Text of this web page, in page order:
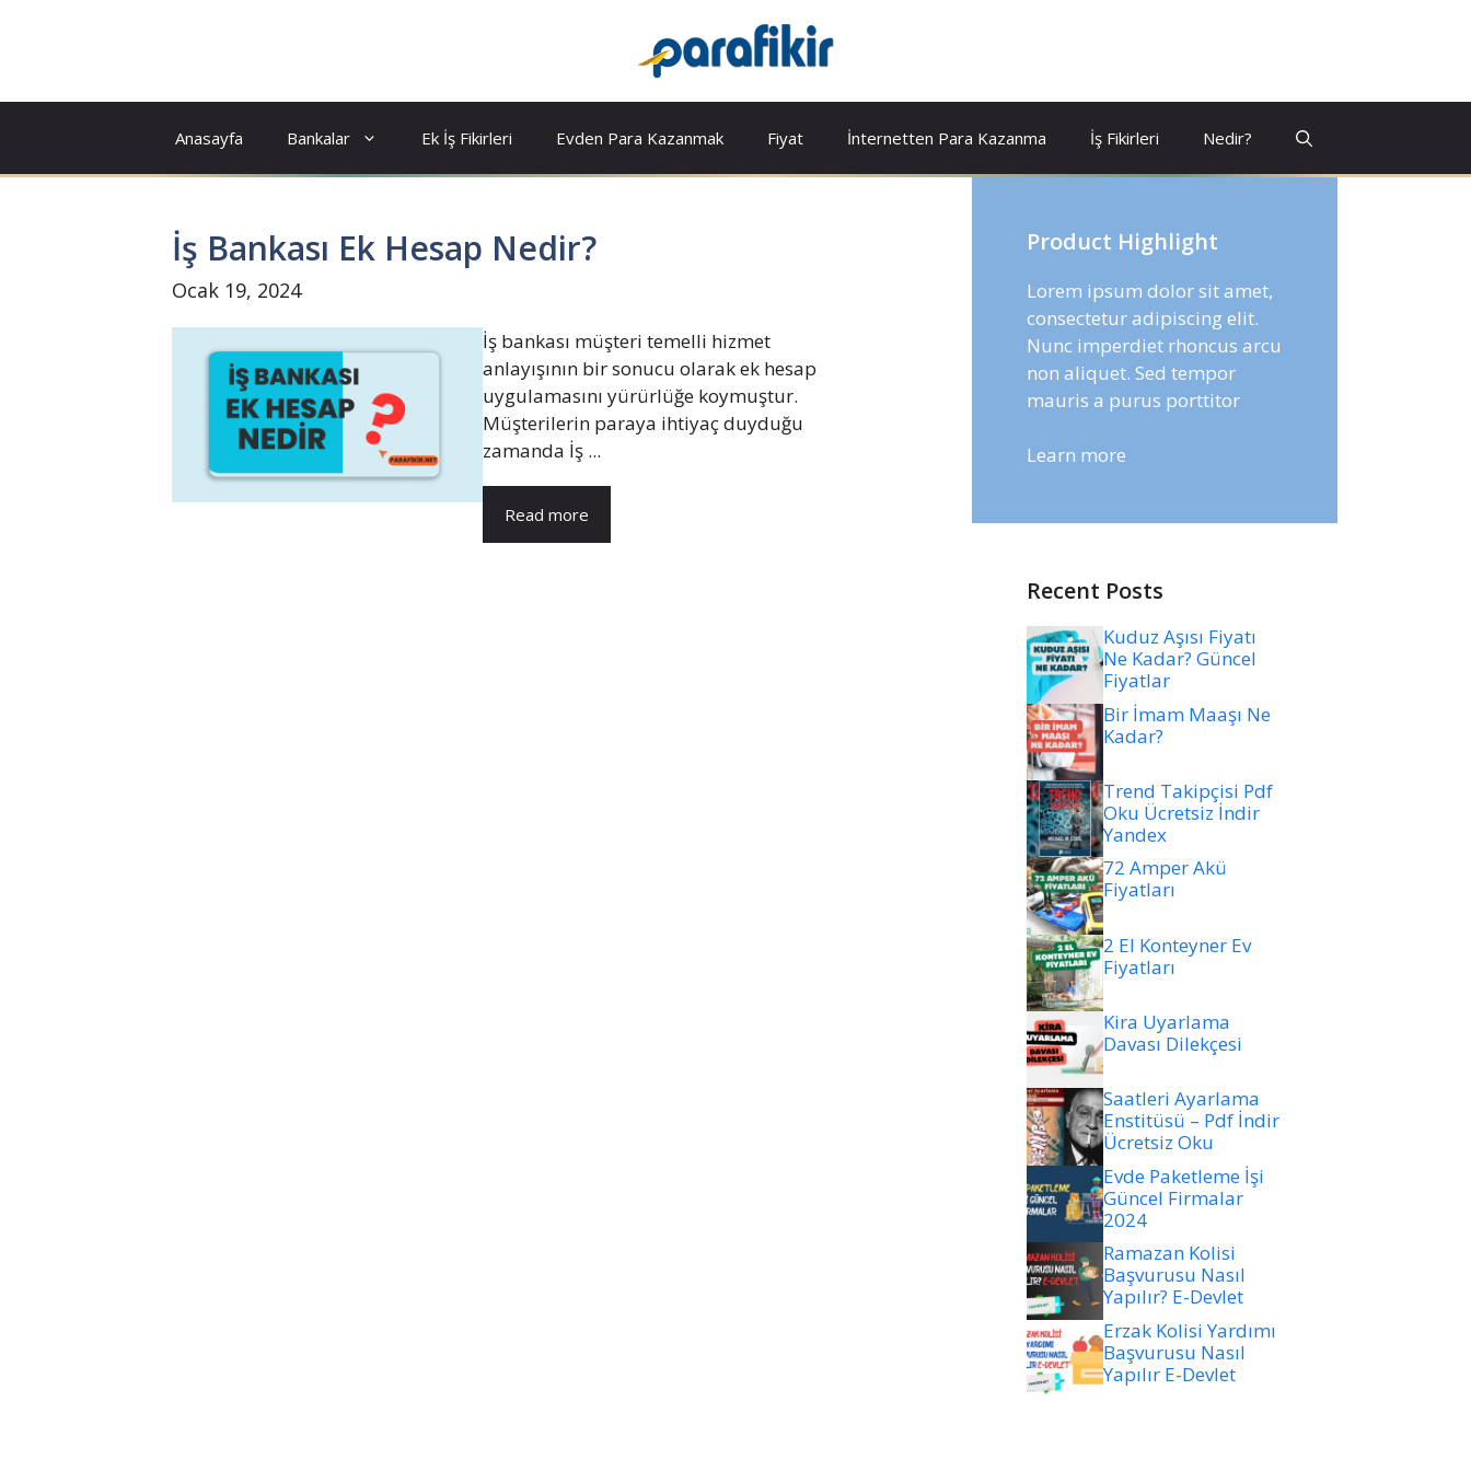
Anasayfa Bankalar Ek İş Fikirleri Evden Para Kazanmak Fiyat İnternetten Para Kazanma İş Fikirleri Nedir?
İş Bankası Ek Hesap Nedir?
Ocak 19, 2024
İş bankası müşteri temelli hizmet
anlayışının bir sonucu olarak ek hesap
uygulamasını yürürlüğe koymuştur.
Müşterilerin paraya ihtiyaç duyduğu
zamanda İş ...
Read more
Product Highlight
Lorem ipsum dolor sit amet,
consectetur adipiscing elit.
Nunc imperdiet rhoncus arcu
non aliquet. Sed tempor
mauris a purus porttitor
Learn more
Recent Posts
Kuduz Aşısı Fiyatı
Ne Kadar? Güncel
Fiyatlar
Bir İmam Maaşı Ne
Kadar?
Trend Takipçisi Pdf
Oku Ücretsiz İndir
Yandex
72 Amper Akü
Fiyatları
2 El Konteyner Ev
Fiyatları
Kira Uyarlama
Davası Dilekçesi
Saatleri Ayarlama
Enstitüsü – Pdf İndir
Ücretsiz Oku
Evde Paketleme İşi
Güncel Firmalar
2024
Ramazan Kolisi
Başvurusu Nasıl
Yapılır? E-Devlet
Erzak Kolisi Yardımı
Başvurusu Nasıl
Yapılır E-Devlet